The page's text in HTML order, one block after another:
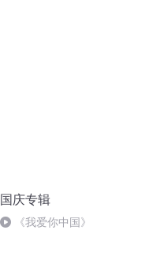
国庆专辑
《我爱你中国》